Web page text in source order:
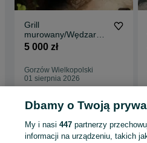
Grill
murowany/Wędzarnia
/ Piec do pizzy
5 000 zł
Gorzów Wielkopolski
01 sierpnia 2026
Strona główna Dom i Ogród Ogród
Dbamy o Twoją
My i nasi447 partnerzy
informacji na urządzeniu, takich